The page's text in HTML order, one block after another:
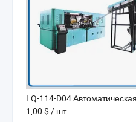
1,00 $ / шт.